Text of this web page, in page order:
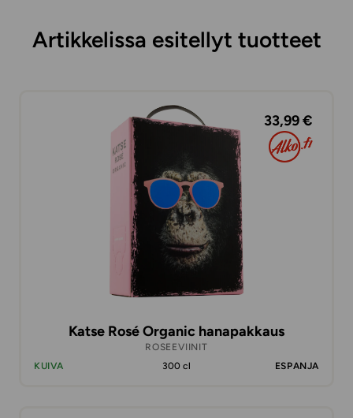
Artikkelissa esitellyt tuotteet
33,99 €
Katse Rosé Organic hanapakkaus
ROSEEVIINIT
KUIVA
300 cl ESPANJA